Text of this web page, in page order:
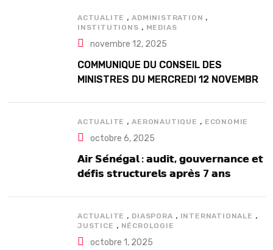
ACTUALITE ,ADMINISTRATION ,
INSTITUTIONS , MEDIAS
novembre 12, 2025
COMMUNIQUE DU CONSEIL DES
MINISTRES DU MERCREDI 12 NOVEMBRE
ACTUALITE ,AERONAUTIQUE , ECONOMIE
octobre 6, 2025
𝗔𝗶𝗿 𝗦𝗲́𝗻𝗲́𝗴𝗮𝗹 : 𝗮𝘂𝗱𝗶𝘁, 𝗴𝗼𝘂𝘃𝗲𝗿𝗻𝗮𝗻𝗰𝗲 𝗲𝘁
𝗱𝗲́𝗳𝗶𝘀 𝘀𝘁𝗿𝘂𝗰𝘁𝘂𝗿𝗲𝗹𝘀 𝗮𝗽𝗿𝗲̀𝘀 7 𝗮𝗻𝘀
ACTUALITE , DIASPORA , INTERNATIONALE ,
JUSTICE , NÉCROLOGIE
octobre 1, 2025